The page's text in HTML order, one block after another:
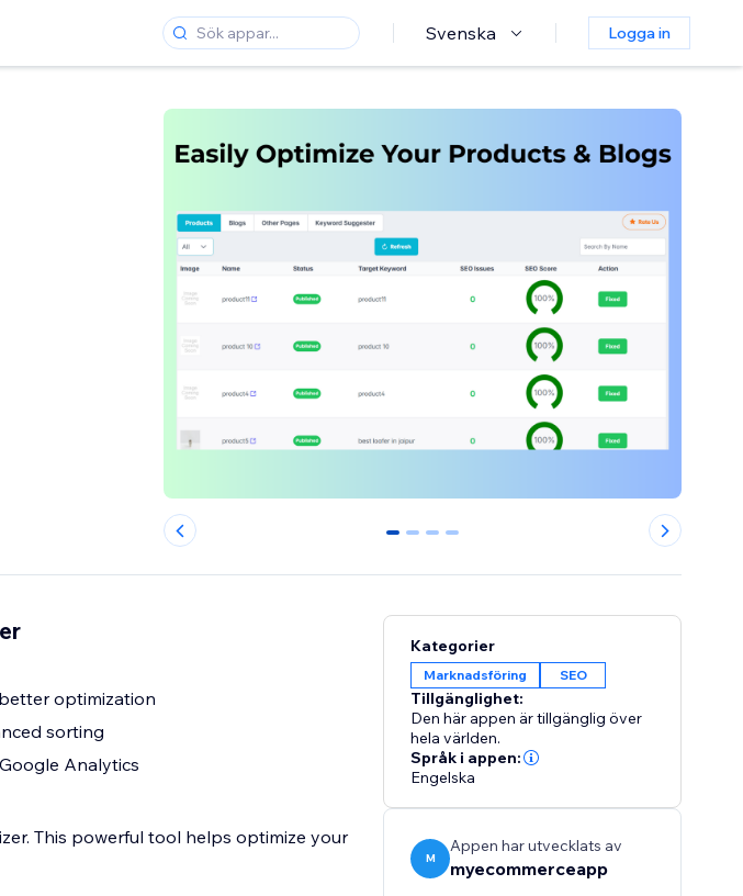
Svenska Logga in
0 1 2 3
optimization
sorting
Analytics
This powerful tool helps optimize your
Kategorier
Marknadsföring SEO
Tillgänglighet:
Den här appen är tillgänglig över
hela världen.
Språk i appen:
Engelska
M
Appen har utvecklats av
myecommerceapp